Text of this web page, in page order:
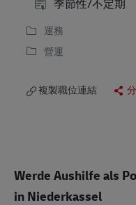
季節性/不定期
運務
營運
複製職位連結
Werde Aushilfe als
inNiederkassel